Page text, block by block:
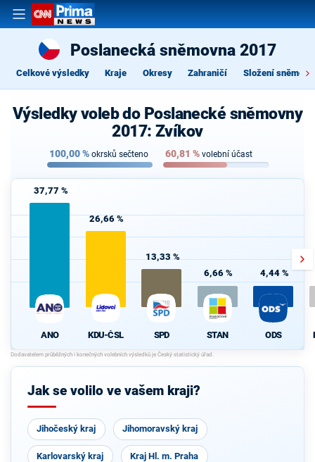
Poslanecká sněmovna 2017
Celkové výsledky Kraje Okresy Zahraničí Složení
Výsledky voleb do Poslanecké sněmovny
2017: Zvíkov
100,00% okrsků sečteno 60,81 % volební účast
37,77 %
ANO
26,66 %
KDU-ČSL
13,33 %
SPD
6,66 %
STAN
4,44 %
ODS
Jak se volilo ve vašem kraji?
Jihočeský kraj Jihomoravský kraj
Karlovarský kraj Kraj Hl. m. Praha